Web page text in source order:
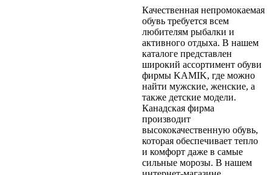
Качественная непромокаемая
обувь требуется всем
любителям рыбалки и
активного отдыха. В нашем
каталоге представлен
широкий ассортимент обуви
фирмы KAMIK, где можно
найти мужские, женские, а
также детские модели.
Канадская фирма
производит
высококачественную обувь,
которая обеспечивает тепло
и комфорт даже в самые
сильные морозы. В нашем